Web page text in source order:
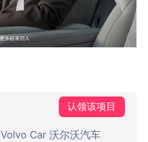
认领该项目
Volvo Car 沃尔沃汽车